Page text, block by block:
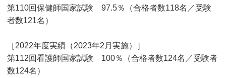
第110回保健師国家試験 97.5％（合格者数118名／受験
者数121名）
［2022年度実績（2023年2月実施）］
第112回看護師国家試験 100％（合格者数124名／受験者
数124名）